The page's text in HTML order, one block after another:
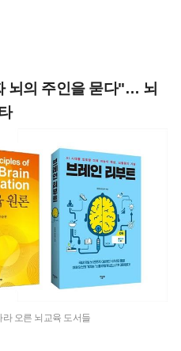
뇌의 주인을 묻다"… 뇌
오른 뇌교육 도서들